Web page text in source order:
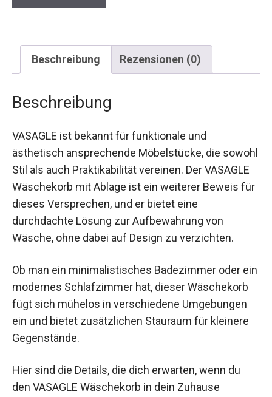
Beschreibung Rezensionen (0)
Beschreibung
VASAGLE ist bekannt für funktionale und
ästhetisch ansprechende Möbelstücke, die sowohl
Stil als auch Praktikabilität vereinen. Der VASAGLE
Wäschekorb mit Ablage ist ein weiterer Beweis für
dieses Versprechen, und er bietet eine
durchdachte Lösung zur Aufbewahrung von
Wäsche, ohne dabei auf Design zu verzichten.
Ob man ein minimalistisches Badezimmer oder ein
modernes Schlafzimmer hat, dieser Wäschekorb
fügt sich mühelos in verschiedene Umgebungen
ein und bietet zusätzlichen Stauraum für kleinere
Gegenstände.
Hier sind die Details, die dich erwarten, wenn du
den VASAGLE Wäschekorb in dein Zuhause